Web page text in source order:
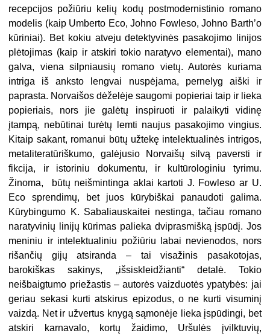
recepcijos požiūriu kelių kodų postmodernistinio romano
modelis (kaip Umberto Eco, Johno Fowleso, Johno Barth’o
kūriniai). Bet kokiu atveju detektyvinės pasakojimo linijos
plėtojimas (kaip ir atskiri tokio naratyvo elementai), mano
galva, viena silpniausių romano vietų. Autorės kuriama
intriga iš anksto lengvai nuspėjama, pernelyg aiški ir
paprasta. Norvaišos dėželėje saugomi popieriai taip ir lieka
popieriais, nors jie galėtų inspiruoti ir palaikyti vidinę
įtampą, nebūtinai turėtų lemti naujus pasakojimo vingius.
Kitaip sakant, romanui būtų užtekę intelektualinės intrigos,
metaliteratūriškumo, galėjusio Norvaišų silvą paversti ir
fikcija, ir istoriniu dokumentu, ir kultūrologiniu tyrimu.
Žinoma, būtų neišmintinga aklai kartoti J. Fowleso ar U.
Eco sprendimų, bet juos kūrybiškai panaudoti galima.
Kūrybingumo K. Sabaliauskaitei nestinga, tačiau romano
naratyvinių linijų kūrimas palieka dviprasmišką įspūdį. Jos
meniniu ir intelektualiniu požiūriu labai nevienodos, nors
rišančių gijų atsiranda – tai visažinis pasakotojas,
barokiškas sakinys, „išsiskleidžianti“ detalė. Tokio
neišbaigtumo priežastis – autorės vaizduotės ypatybės: jai
geriau sekasi kurti atskirus epizodus, o ne kurti visuminį
vaizdą. Net ir užvertus knygą sąmonėje lieka įspūdingi, bet
atskiri karnavalo, kortų žaidimo, Uršulės įvilktuvių,